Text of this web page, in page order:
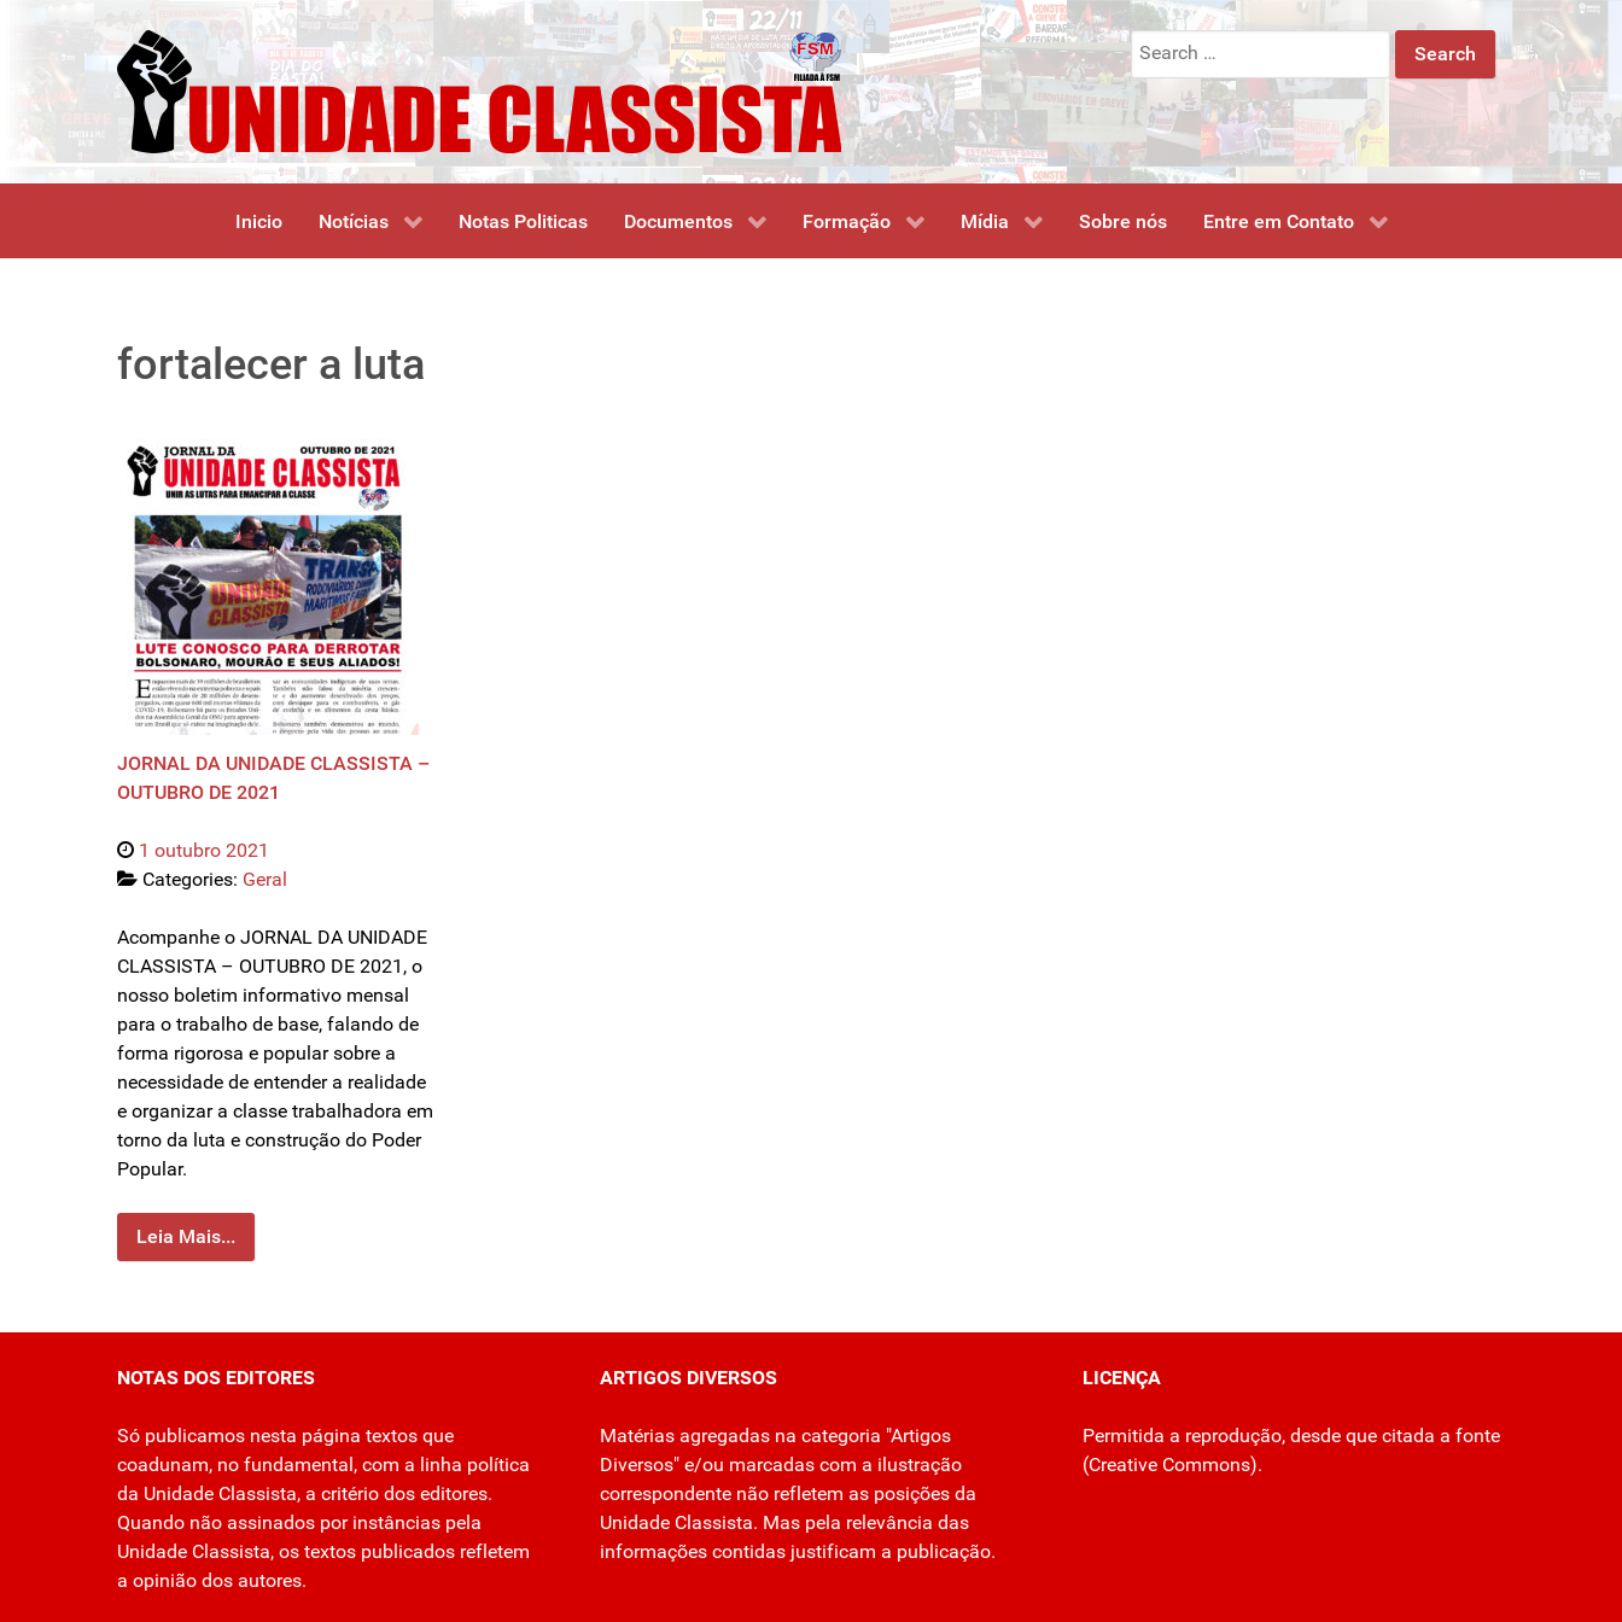
Search
for:
Inicio Notícias Notas Politicas Documentos Formação Mídia Sobre nós Entre em Contato
fortalecer a luta
JORNAL DA UNIDADE CLASSISTA –
OUTUBRO DE 2021
1 outubro 2021
Categories: Geral
Acompanhe o JORNAL DA UNIDADE
CLASSISTA – OUTUBRO DE 2021, o
nosso boletim informativo mensal
para o trabalho de base, falando de
forma rigorosa e popular sobre a
necessidade de entender a realidade
e organizar a classe trabalhadora em
torno da luta e construção do Poder
Popular.
Leia Mais...
NOTAS DOS EDITORES
Só publicamos nesta página textos que
coadunam, no fundamental, com a linha política
da Unidade Classista, a critério dos editores.
Quando não assinados por instâncias pela
Unidade Classista, os textos publicados refletem
a opinião dos autores.
ARTIGOS DIVERSOS
Matérias agregadas na categoria "Artigos
Diversos" e/ou marcadas com a ilustração
correspondente não refletem as posições da
Unidade Classista. Mas pela relevância das
informações contidas justificam a publicação.
LICENÇA
Permitida a reprodução, desde que citada a fonte
(Creative Commons).